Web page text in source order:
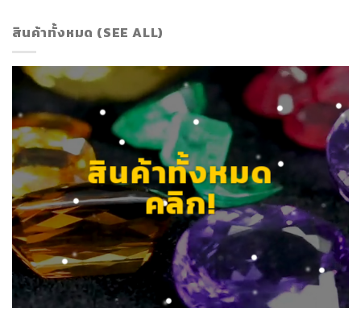
สินค้าทั้งหมด (SEE ALL)
สินค้าทั้งหมด
คลิก!